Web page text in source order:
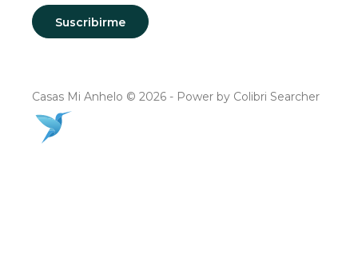
Casas Mi Anhelo © 2026 - Power by Colibri Searcher